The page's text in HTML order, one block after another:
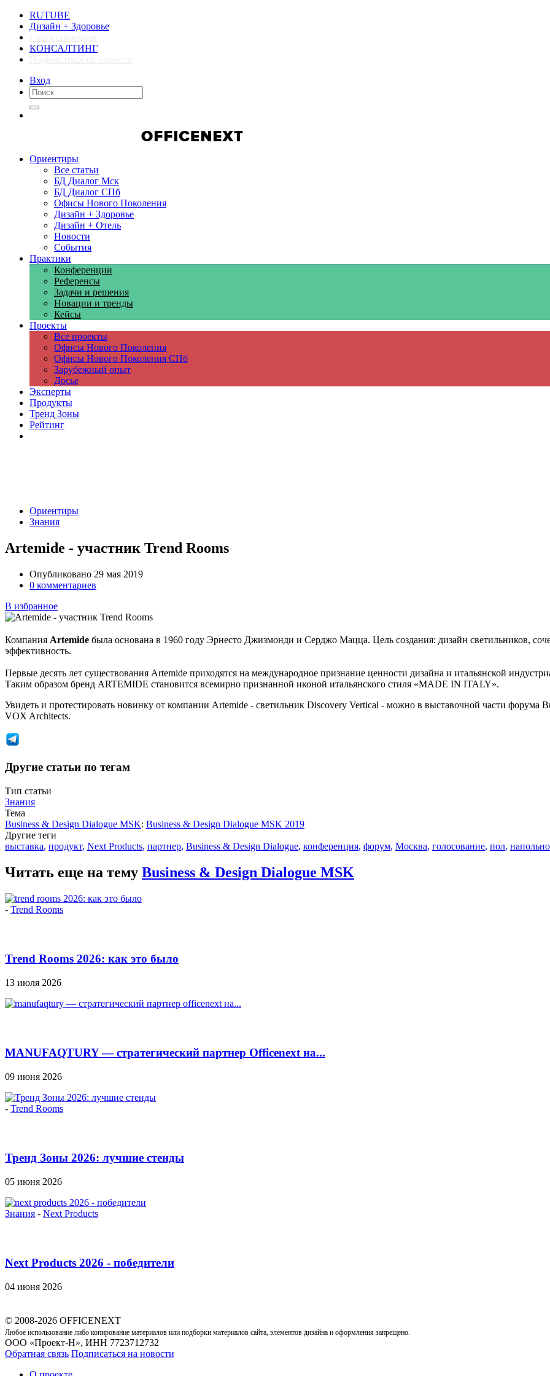
RUTUBE
Дизайн + Здоровье
КОНСАЛТИНГ
Вход
Ориентиры
Все статьи
БД Диалог Мск
БД Диалог СПб
Офисы Нового Поколения
Дизайн + Здоровье
Дизайн + Отель
Новости
События
Практики
Конференции
Референсы
Задачи и решения
Новации и тренды
Кейсы
Проекты
Все проекты
Офисы Нового Поколения
Офисы Нового Поколения СПб
Зарубежный опыт
Досье
Эксперты
Продукты
Тренд Зоны
Рейтинг
Ориентиры
Знания
Artemide - участник Trend Rooms
Опубликовано 29 мая 2019
0 комментариев
В избранное
Компания Artemide была основана в 1960 году Эрнесто Джизмонди и Серджо Мацца. Цель создания: дизайн светильников,
эффективность.
Первые десять лет существования Artemide приходятся на международное признание ценности дизайна и итальянской
Таким образом бренд ARTEMIDE становится всемирно признанной иконой итальянского стиля «MADE IN ITALY».
Увидеть и протестировать новинку от компании Artemide - светильник Discovery Vertical - можно в выставочной части форума
VOX Architects.
Другие статьи по тегам
Тип статьи
Знания
Тема
Business & Design Dialogue MSK: Business & Design Dialogue MSK 2019
Другие теги
выставка, продукт, Next Products, партнер, Business & Design Dialogue, конференция, форум, Москва, голосование, пол,
Читать еще на тему Business & Design Dialogue MSK
- Trend Rooms
Trend Rooms 2026: как это было
13 июля 2026
MANUFAQTURY — стратегический партнер Officenext на...
09 июня 2026
- Trend Rooms
Тренд Зоны 2026: лучшие стенды
05 июня 2026
Знания - Next Products
Next Products 2026 - победители
04 июня 2026
© 2008-2026 OFFICENEXT
Любое использование либо копирование материалов или подборки материалов сайта, элементов дизайна и оформления запрещено.
ООО «Проект-Н», ИНН 7723712732
Обратная связь Подписаться на новости